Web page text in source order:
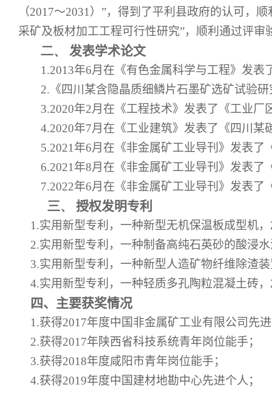
（2017～2031）”，得到了平利县政府的认可，
采矿及板材加工工程可行性研究”，顺利通过评审
二、 发表学术论文
1.2013年6月在《有色金属科学与工程》发表
2. 《四川某含隐晶质细鳞片石墨矿选矿试验
3.2020年2月在《工程技术》发表了《工业厂
4.2020年7月在《工业建筑》发表了《四川某
5.2021年6月在《非金属矿工业导刊》发表了
6.2021年8月在《非金属矿工业导刊》发表了
7.2022年6月在《非金属矿工业导刊》发表了
三、 授权发明专利
1.实用新型专利，一种新型无机保温板成型机，
2.实用新型专利，一种制备高纯石英砂的酸浸
3.实用新型专利，一种新型人造矿物纤维除渣
4.实用新型专利，一种轻质多孔陶粒混凝土砖，
四、主要获奖情况
1.获得2017年度中国非金属矿工业有限公司先
2.获得2017年陕西省科技系统青年岗位能手；
3.获得2018年度咸阳市青年岗位能手；
4.获得2019年度中国建材地勘中心先进个人；